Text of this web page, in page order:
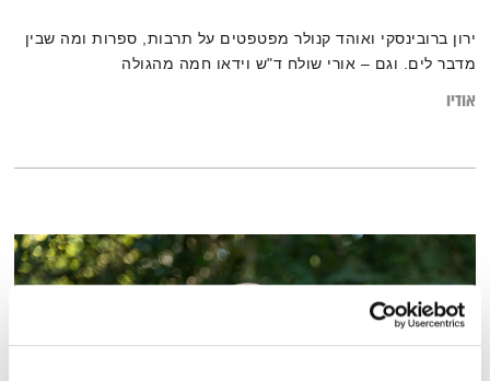
ירון ברובינסקי ואוהד קנולר מפטפטים על תרבות, ספרות ומה שבין
מדבר לים. וגם – אורי שולח ד"ש וידאו חמה מהגולה
אודיו